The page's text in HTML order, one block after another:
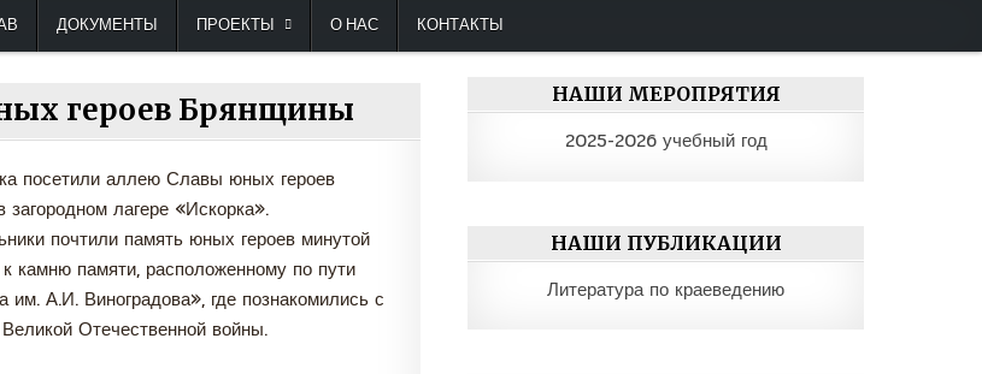
ДОКУМЕНТЫ ПРОЕКТЫ О НАС КОНТАКТЫ
героев Брянщины
посетили аллею Славы юных героев
лагере «Искорка».
почтили память юных героев минутой
камню памяти, расположенному по пути
им. А.И. Виноградова», где познакомились с
Отечественной войны.
НАШИ МЕРОПРЯТИЯ
2025-2026 учебный год
НАШИ ПУБЛИКАЦИИ
Литература по краеведению